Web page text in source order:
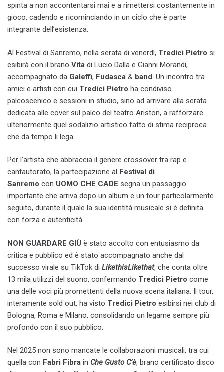
spinta a non accontentarsi mai e a rimettersi costantemente in
gioco, cadendo e ricominciando in un ciclo che è parte
integrante dell’esistenza.
Al Festival di Sanremo, nella serata di venerdì, Tredici Pietro si
esibirà con il brano Vita di Lucio Dalla e Gianni Morandi,
accompagnato da Galeffi, Fudasca & band . Un incontro tra
amici e artisti con cui Tredici Pietro ha condiviso
palcoscenico e sessioni in studio, sino ad arrivare alla serata
dedicata alle cover sul palco del teatro Ariston, a rafforzare
ulteriormente quel sodalizio artistico fatto di stima reciproca
che da tempo li lega.
Per l’artista che abbraccia il genere crossover tra rap e
cantautorato, la partecipazione al Festival di
Sanremo con UOMO CHE CADE segna un passaggio
importante che arriva dopo un album e un tour particolarmente
seguito, durante il quale la sua identità musicale si è definita
con forza e autenticità.
NON GUARDARE GIÙ è stato accolto con entusiasmo da
critica e pubblico ed è stato accompagnato anche dal
successo virale su TikTok di LikethisLikethat, che conta oltre
13 mila utilizzi del suono, confermando Tredici Pietro come
una delle voci più promettenti della nuova scena italiana. Il tour,
interamente sold out, ha visto Tredici Pietro esibirsi nei club di
Bologna, Roma e Milano, consolidando un legame sempre più
profondo con il suo pubblico.
Nel 2025 non sono mancate le collaborazioni musicali, tra cui
quella con Fabri Fibra in Che Gusto C’è, brano certificato disco